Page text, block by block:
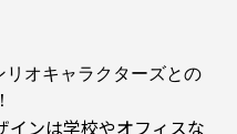
リオキャラクターズとの
インは学校やオフィスな